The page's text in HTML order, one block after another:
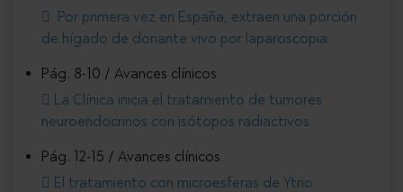
Por primera vez en España, extraen una porción
de hígado de donante vivo por laparoscopia
Pág. 8-10 / Avances clínicos
La Clínica inicia el tratamiento de tumores
neuroendocrinos con isótopos radiactivos
Pág. 12-15 / Avances clínicos
El tratamiento con microesferas de Ytrio